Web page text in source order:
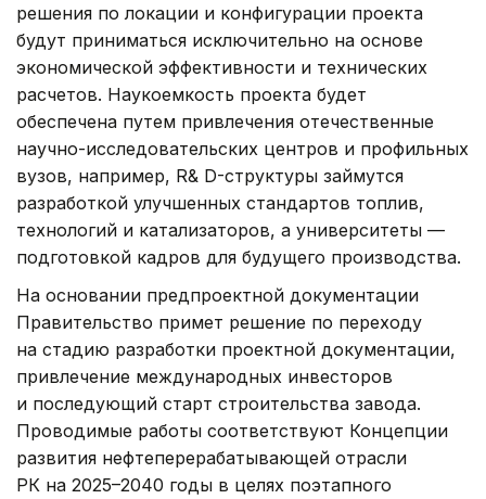
решения по локации и конфигурации проекта
будут приниматься исключительно на основе
экономической эффективности и технических
расчетов. Наукоемкость проекта будет
обеспечена путем привлечения отечественные
научно-исследовательских центров и профильных
вузов, например, R& D-структуры займутся
разработкой улучшенных стандартов топлив,
технологий и катализаторов, а университеты —
подготовкой кадров для будущего производства.
На основании предпроектной документации
Правительство примет решение по переходу
на стадию разработки проектной документации,
привлечение международных инвесторов
и последующий старт строительства завода.
Проводимые работы соответствуют Концепции
развития нефтеперерабатывающей отрасли
РК на 2025–2040 годы в целях поэтапного